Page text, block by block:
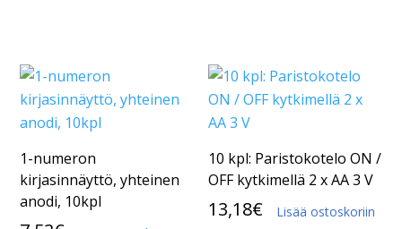
1-numeron
kirjasinnäyttö, yhteinen
anodi, 10kpl
10 kpl: Paristokotelo ON /
OFF kytkimellä 2 x AA 3 V
13,18€ Lisää ostoskoriin